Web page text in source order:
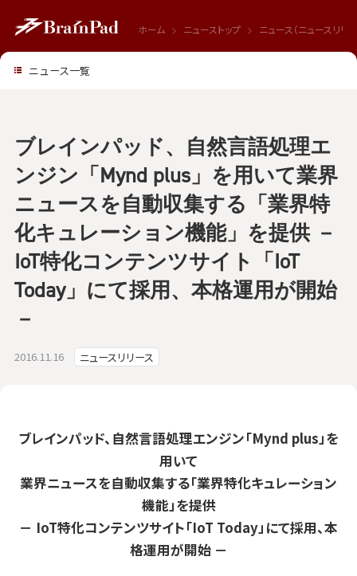
ホーム ニューストップ ニュース（ニュースリリー
2016.11.16 ニュースリリース
ブレインパッド、自然言語処理エ
ンジン「Mynd plus」を用いて業界
ニュースを自動収集する「業界特
化キュレーション機能」を提供 －
IoT特化コンテンツサイト「IoT
Today」にて採用、本格運用が開始
－
ブレインパッド、自然言語処理エンジン「Mynd plus」を
用いて
業界ニュースを自動収集する「業界特化キュレーション
機能」を提供
－ IoT特化コンテンツサイト「IoT Today」にて採用、本
格運用が開始 －
ニュース一覧